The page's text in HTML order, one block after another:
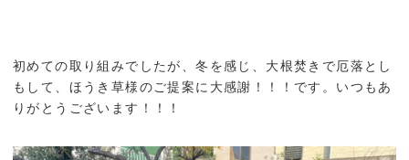
初めての取り組みでしたが、冬を感じ、大根焚きで厄落とし
もして、ほうき草様のご提案に大感謝！！！です。いつもあ
りがとうございます！！！